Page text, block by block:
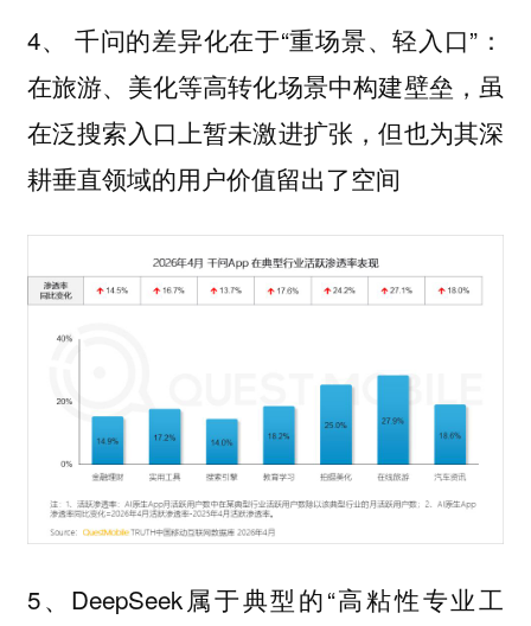
4、 千问的差异化在于“重场景、轻入口”：
在旅游、美化等高转化场景中构建壁垒，虽
在泛搜索入口上暂未激进扩张，但也为其深
耕垂直领域的用户价值留出了空间
5、DeepSeek属于典型的“高粘性专业工